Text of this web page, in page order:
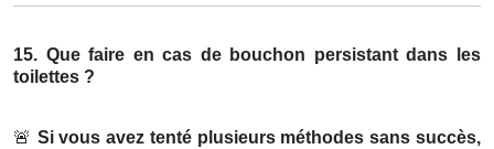
15. Que faire en cas de bouchon persistant dans les
toilettes ?
🚨 Si vous avez tenté plusieurs méthodes sans succès,